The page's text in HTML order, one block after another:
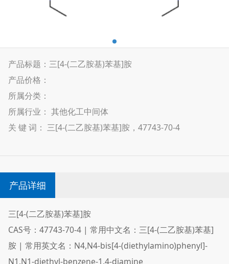
产品标题：三[4-(二乙胺基)苯基]胺
产品价格：
所属分类：
所属行业： 其他化工中间体
关 键 词： 三[4-(二乙胺基)苯基]胺，47743-70-4
产品详细
三[4-(二乙胺基)苯基]胺
CAS号：47743-70-4 | 常用中文名：三[4-(二乙胺基)苯基]
胺 | 常用英文名：N4,N4-bis[4-(diethylamino)phenyl]-
N1,N1-diethyl-benzene-1,4-diamine